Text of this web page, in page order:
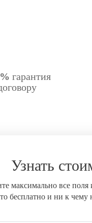
гарантия
Узнать
максимально все поля
бесплатно и ни к чему